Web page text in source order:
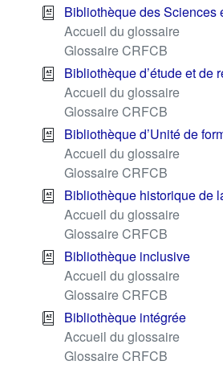
Bibliothèque des Sciences
Accueil du glossaire
Glossaire CRFCB
Bibliothèque d’étude et de
Accueil du glossaire
Glossaire CRFCB
Bibliothèque d’Unité de
Accueil du glossaire
Glossaire CRFCB
Bibliothèque historique de
Accueil du glossaire
Glossaire CRFCB
Bibliothèque inclusive
Accueil du glossaire
Glossaire CRFCB
Bibliothèque intégrée
Accueil du glossaire
Glossaire CRFCB